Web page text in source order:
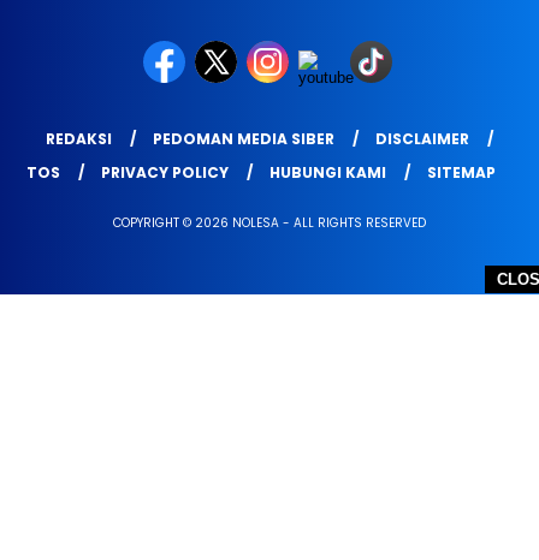
REDAKSI PEDOMAN MEDIA SIBER
DISCLAIMER
TOS
PRIVACY POLICY HUBUNGI KAMI SITEMAP
COPYRIGHT © 2026 NOLESA - ALL RIGHTS RESERVED